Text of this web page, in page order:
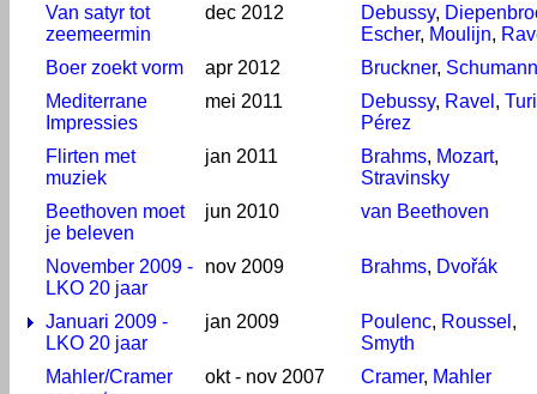
Van satyr tot
zeemeermin
dec 2012 Debussy,
Escher, Moulijn,
Boer zoekt vorm
apr 2012 Bruckner, Schumann
Mediterrane
Impressies
mei 2011 Debussy, Ravel ,
Pérez
Flirten met
muziek
jan 2011 Brahms, Mozart,
Stravinsky
Beethoven moet
je beleven
jun 2010 van Beethoven
November 2009 -
LKO 20 jaar
nov 2009 Brahms, Dvořák
Januari 2009 -
LKO 20 jaar
jan 2009 Poulenc, Roussel ,
Smyth
Mahler/Cramer
okt - nov 2007 Cramer, Mahler